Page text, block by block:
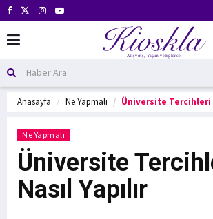
Anasayfa Ne Yapmalı Üniversite Tercihleri
Ne Yapmalı
Üniversite
Nasıl Yapılır